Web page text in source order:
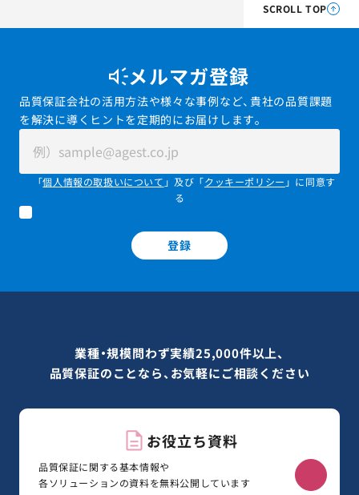
SCROLL TOP
メルマガ登録
品質保証会社の活用方法や様々な事例など、貴社の品質課題
を解決に導くヒントを定期的にお届けします。
「個人情報の取扱いについて 」及び「クッキーポリシー 」に同意す
る
登録
業種・規模問わず実績25,000件以上、
品質保証のことなら、お気軽にご相談ください
お役立ち資料
品質保証に関する基本情報や
各ソリューションの資料を無料公開しています